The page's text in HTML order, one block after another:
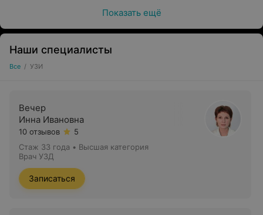
Показать ещё
Наши специалисты
Все / УЗИ
Вечер
Инна Ивановна
10 отзывов
5
Стаж 33 года • Высшая категория
Врач УЗД
Записаться